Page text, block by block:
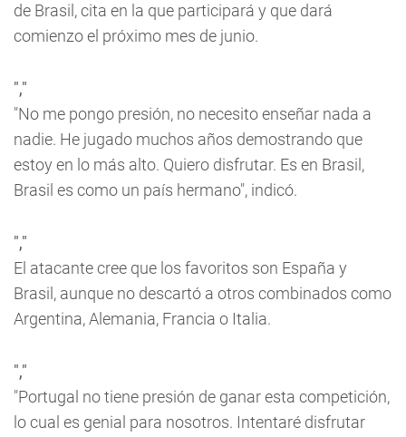
de Brasil, cita en la que participará y que dará
comienzo el próximo mes de junio.
","
"No me pongo presión, no necesito enseñar nada a
nadie. He jugado muchos años demostrando que
estoy en lo más alto. Quiero disfrutar. Es en Brasil,
Brasil es como un país hermano", indicó.
","
El atacante cree que los favoritos son España y
Brasil, aunque no descartó a otros combinados como
Argentina, Alemania, Francia o Italia.
","
"Portugal no tiene presión de ganar esta competición,
lo cual es genial para nosotros. Intentaré disfrutar